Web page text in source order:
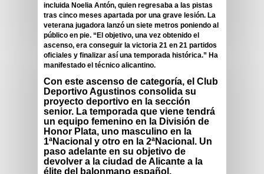
incluida Noelia Antón, quien regresaba a las pistas
tras cinco meses apartada por una grave lesión. La
veterana jugadora lanzó un siete metros poniendo al
público en pie. “El objetivo, una vez obtenido el
ascenso, era conseguir la victoria 21 en 21 partidos
oficiales y finalizar así una temporada histórica.” Ha
manifestado el técnico alicantino.
Con este ascenso de categoría, el Club
Deportivo Agustinos consolida su
proyecto deportivo en la sección
senior. La temporada que viene tendrá
un equipo femenino en la División de
Honor Plata, uno masculino en la
1ªNacional y otro en la 2ªNacional. Un
paso adelante en su objetivo de
devolver a la ciudad de Alicante a la
élite del balonmano español.